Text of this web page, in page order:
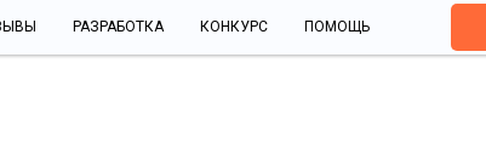
РАЗРАБОТКА КОНКУРС ПОМОЩЬ